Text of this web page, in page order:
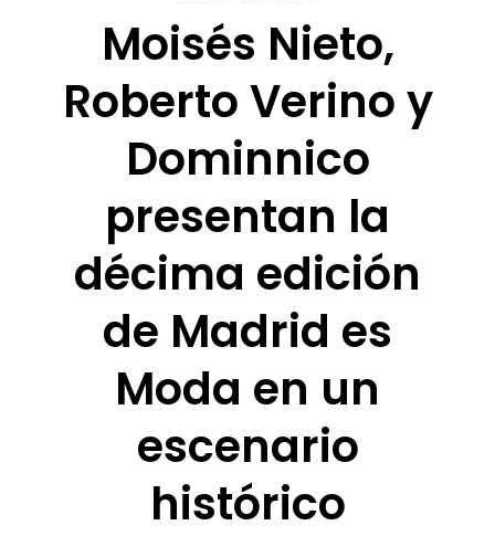
Moisés Nieto,
Roberto Verino y
Dominnico
presentan la
décima edición
de Madrid es
Moda en un
escenario
histórico